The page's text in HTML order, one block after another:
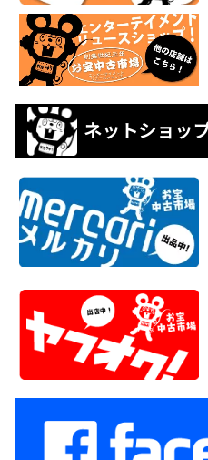
ネットショッ